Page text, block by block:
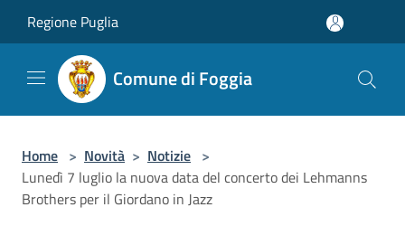
Regione Puglia
Comune di Foggia
Home > Novità > Notizie >
Lunedì 7 luglio la nuova data del concerto dei Lehmanns
Brothers per il Giordano in Jazz